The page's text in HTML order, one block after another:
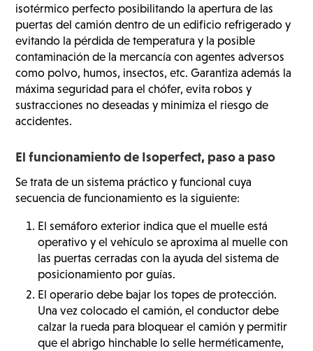
isotérmico perfecto posibilitando la apertura de las
puertas del camión dentro de un edificio refrigerado y
evitando la pérdida de temperatura y la posible
contaminación de la mercancía con agentes adversos
como polvo, humos, insectos, etc. Garantiza además la
máxima seguridad para el chófer, evita robos y
sustracciones no deseadas y minimiza el riesgo de
accidentes.
El funcionamiento de Isoperfect, paso a paso
Se trata de un sistema práctico y funcional cuya
secuencia de funcionamiento es la siguiente:
El semáforo exterior indica que el muelle está
operativo y el vehículo se aproxima al muelle con
las puertas cerradas con la ayuda del sistema de
posicionamiento por guías.
El operario debe bajar los topes de protección.
Una vez colocado el camión, el conductor debe
calzar la rueda para bloquear el camión y permitir
que el abrigo hinchable lo selle herméticamente,